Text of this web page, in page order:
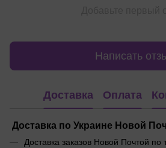
Написать
Доставка Оплата
Доставка по Украине Новой
Доставка заказов Новой Почтой по